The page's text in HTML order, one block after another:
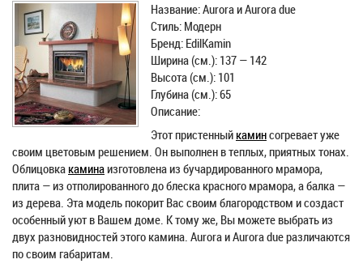
Название: Aurora и Aurora due
Стиль: Модерн
Бренд: EdilKamin
Ширина (см.): 137 — 142
Высота (см.): 101
Глубина (см.): 65
Описание:
Этот пристенный каминсогревает уже
своим цветовым решением. Он выполнен в теплых, приятных тонах.
Облицовка каминаизготовлена из бучардированного мрамора,
плита — из отполированного до блеска красного мрамора, а балка —
из дерева. Эта модель покорит Вас своим благородством и создаст
особенный уют в Вашем доме. К тому же, Вы можете выбрать из
двух разновидностей этого камина. Aurora и Aurora due различаются
по своим габаритам.